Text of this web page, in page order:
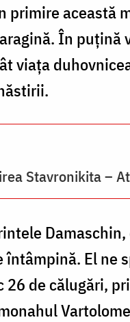
primire această
În puţină
viaţa
Stavronikita –
întâmpină. El ne
26 de călugări,